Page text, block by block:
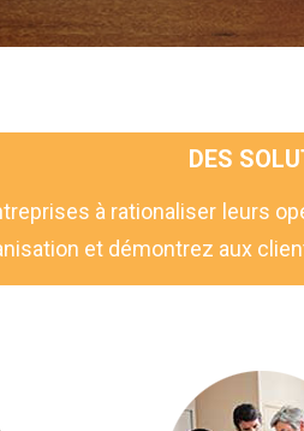
DES
à rationaliser leurs
et démontrez aux